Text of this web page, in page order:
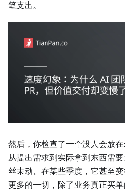
笔支出。
然后，你检查了一个没人会放
从提出需求到实际拿到东西需
丝未动。在某些季度，它甚至
更多的一切，除了业务真正买单